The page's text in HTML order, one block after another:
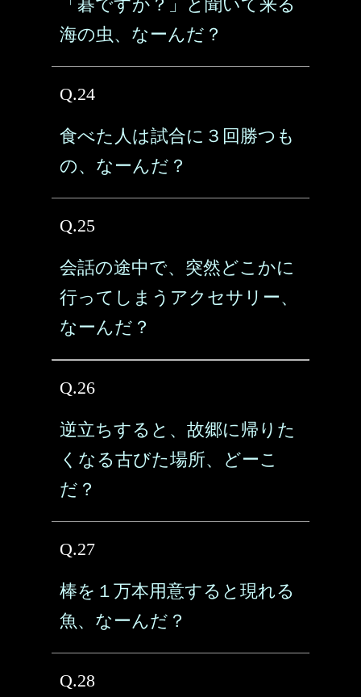
「碁ですか？」と聞いて来る
海の虫、なーんだ？
Q.24
食べた人は試合に３回勝つも
の、なーんだ？
Q.25
会話の途中で、突然どこかに
行ってしまうアクセサリー、
なーんだ？
Q.26
逆立ちすると、故郷に帰りた
くなる古びた場所、どーこ
だ？
Q.27
棒を１万本用意すると現れる
魚、なーんだ？
Q.28